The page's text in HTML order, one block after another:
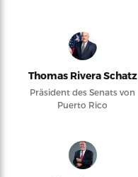
Thomas Rivera Schatz
Präsident des Senats von
Puerto Rico